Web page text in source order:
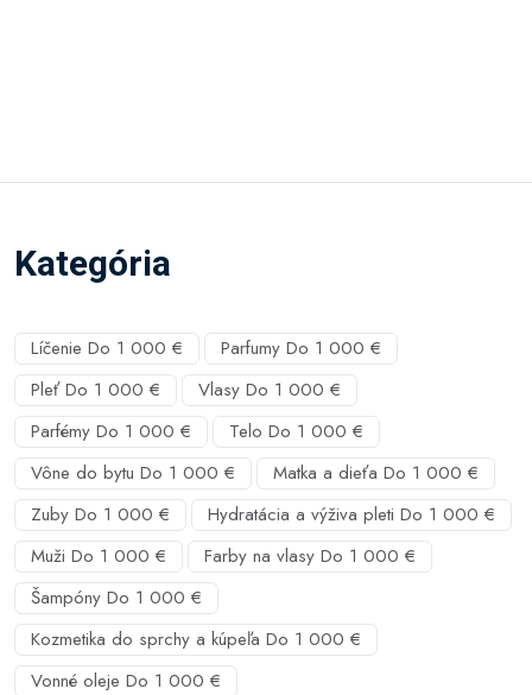
Kategória
Líčenie Do 1 000 €
Parfumy Do 1 000 €
Pleť Do 1 000 €
Vlasy Do 1 000 €
Parfémy Do 1 000 €
Telo Do 1 000 €
Vône do bytu Do 1 000 €
Matka a dieťa Do 1 000 €
Zuby Do 1 000 €
Hydratácia a výživa pleti Do 1 000 €
Muži Do 1 000 €
Farby na vlasy Do 1 000 €
Šampóny Do 1 000 €
Kozmetika do sprchy a kúpeľa Do 1 000 €
Vonné oleje Do 1 000 €